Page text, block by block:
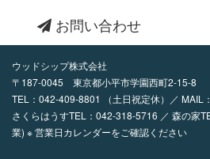
お問い合わせ
ウッドシップ株式会社
〒187-0045 東京都小平市学園西町2-15-8
TEL： 042-409-8801 （土日祝定休）／ MAIL：
さくらはうすTEL：042-318-5716 ／ 森の家
業) ※ 営業日カレンダーをご確認ください